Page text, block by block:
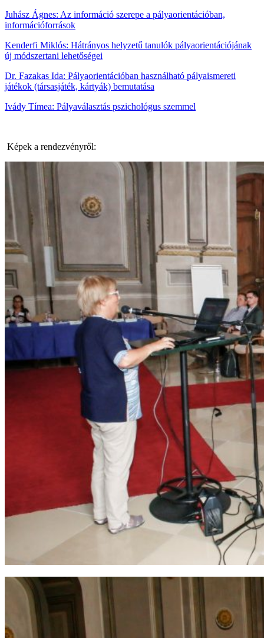
Juhász Ágnes: Az információ szerepe a pályaorientációban,
információforrások
Kenderfi Miklós: Hátrányos helyzetű tanulók pályaorientációjának
új módszertani lehetőségei
Dr. Fazakas Ida: Pályaorientációban használható pályaismereti
játékok (társasjáték, kártyák) bemutatása
Ivády Tímea: Pályaválasztás pszichológus szemmel
Képek a rendezvényről: